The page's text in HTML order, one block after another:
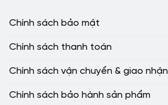
Chính sách bảo mật
Chính sách thanh toán
Chính sách vận chuyển & giao nhận
Chính sách bảo hành sản phẩm